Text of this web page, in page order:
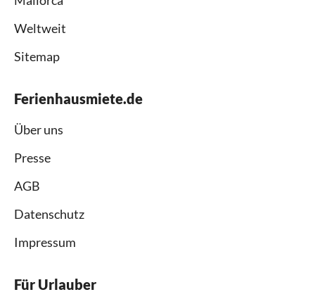
Weltweit
Sitemap
Ferienhausmiete.de
Über uns
Presse
AGB
Datenschutz
Impressum
Für Urlauber